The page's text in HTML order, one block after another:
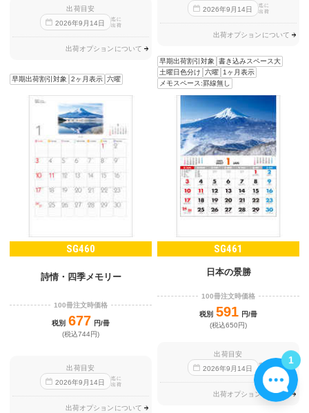
出荷目安
2026年9 月 14日
迄に
出荷
出荷オプションについて
早期出荷割引対象 2ヶ月表示 六曜
2026年9 月14日
迄に
出荷
出荷オプションについて
早期出荷割引対象
書き込みスペース大
土曜日色分け
六曜 1ヶ月表示
メモスペース:罫線無し
SG460
詩情・四季メモリー
100冊注文時価格
税別 677 円/冊
(税込744円)
出荷目安
2026年9 月 14日
迄に
出荷
出荷オプションについて
SG461
日本の景勝
100冊注文時価格
税別 591 円/冊
(税込650円)
出荷目安
2026年9 月14日
迄に
出荷
出荷オプションについて
1